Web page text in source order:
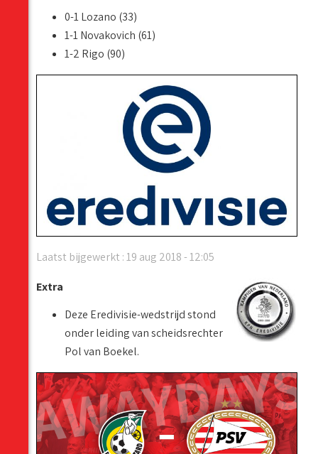
0-1 Lozano (33)
1-1 Novakovich (61)
1-2 Rigo (90)
Laatst bijgewerkt : 19 aug 2018 - 12:05
Extra
Deze Eredivisie-wedstrijd stond
onder leiding van scheidsrechter
Pol van Boekel.